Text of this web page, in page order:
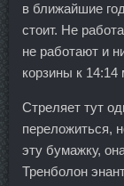
в ближайшие
стоит. Не
не работают и
корзины к 14:14
Стреляет тут
переложиться,
эту бумажку,
Тренболон